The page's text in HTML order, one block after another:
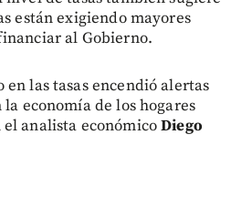
están exigiendo mayores
al Gobierno.
las tasas encendió alertas
la economía de los hogares
el analista económicoDiego